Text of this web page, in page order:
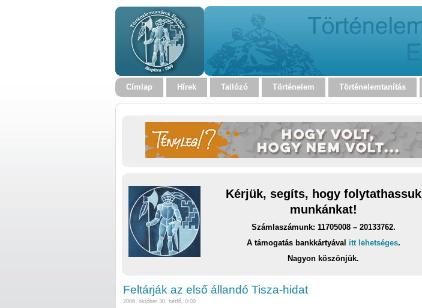
Címlap Hírek Tallózó Történelem Történelemtanítás
Kérjük, segíts, hogy folytathassuk
munkánkat!
Számlaszámunk: 11705008 – 20133762.
A támogatás bankkártyával itt lehetséges.
Nagyon köszönjük.
Feltárják az első állandó Tisza-hidat
2006. október 30. hétfő, 0:00